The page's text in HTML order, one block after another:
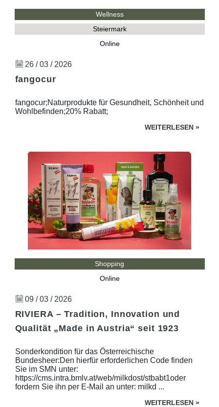
Wellness
Steiermark
Online
26 / 03 / 2026
fangocur
fangocur;Naturprodukte für Gesundheit, Schönheit und
Wohlbefinden;20% Rabatt;
WEITERLESEN »
Shopping
Online
09 / 03 / 2026
RIVIERA – Tradition, Innovation und
Qualität „Made in Austria“ seit 1923
Sonderkondition für das Österreichische
Bundesheer:Den hierfür erforderlichen Code finden
Sie im SMN unter:
https://cms.intra.bmlv.at/web/milkdost/stbabt1oder
fordern Sie ihn per E-Mail an unter: milkd ...
WEITERLESEN »